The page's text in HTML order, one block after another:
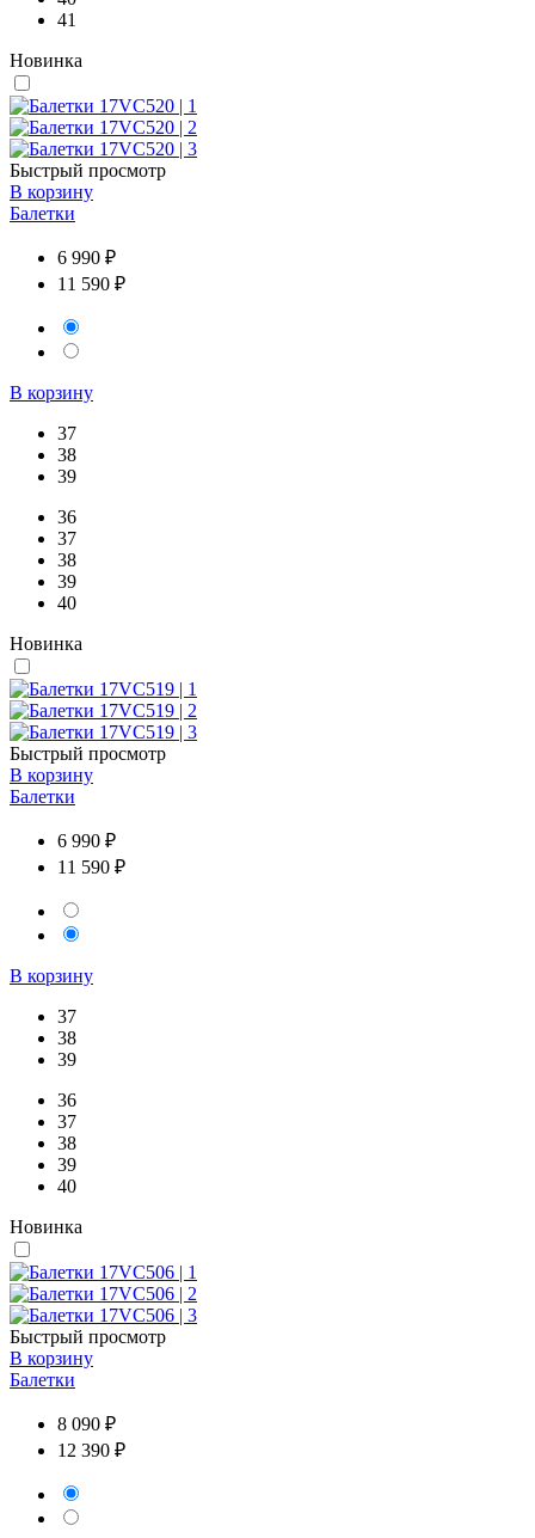
41
Новинка
Быстрый просмотр
В корзину
Балетки
6 990 ₽
11 590 ₽
В корзину
37
38
39
36
37
38
39
40
Новинка
Быстрый просмотр
В корзину
Балетки
6 990 ₽
11 590 ₽
В корзину
37
38
39
36
37
38
39
40
Новинка
Быстрый просмотр
В корзину
Балетки
8 090 ₽
12 390 ₽